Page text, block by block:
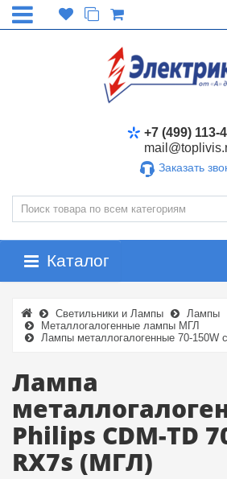
+7 (499) 113-
Заказать
Каталог
Светильники и Лампы
Лампы
Металлогалогенные лампы МГЛ
Лампы металлогалогенные 70-150W
Лампа
Philips CDM-TD
RX7s (МГЛ)